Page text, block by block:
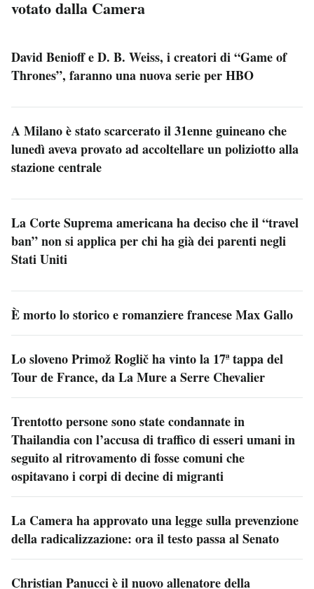
votato dalla Camera
David Benioff e D. B. Weiss, i creatori di “Game of
Thrones”, faranno una nuova serie per HBO
A Milano è stato scarcerato il 31enne guineano che
lunedì aveva provato ad accoltellare un poliziotto alla
stazione centrale
La Corte Suprema americana ha deciso che il “travel
ban” non si applica per chi ha già dei parenti negli
Stati Uniti
È morto lo storico e romanziere francese Max Gallo
Lo sloveno Primož Roglič ha vinto la 17ª tappa del
Tour de France, da La Mure a Serre Chevalier
Trentotto persone sono state condannate in
Thailandia con l’accusa di traffico di esseri umani in
seguito al ritrovamento di fosse comuni che
ospitavano i corpi di decine di migranti
La Camera ha approvato una legge sulla prevenzione
della radicalizzazione: ora il testo passa al Senato
Christian Panucci è il nuovo allenatore della